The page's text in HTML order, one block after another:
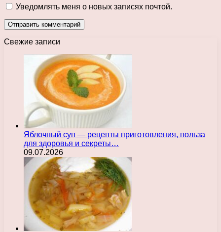
Уведомлять меня о новых записях почтой.
Свежие записи
Яблочный суп — рецепты приготовления, польза
для здоровья и секреты…
09.07.2026